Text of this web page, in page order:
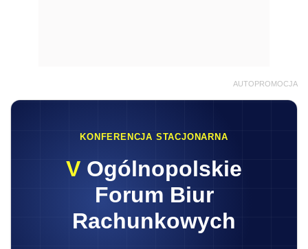
AUTOPROMOCJA
KONFERENCJA STACJONARNA
V Ogólnopolskie
Forum Biur
Rachunkowych